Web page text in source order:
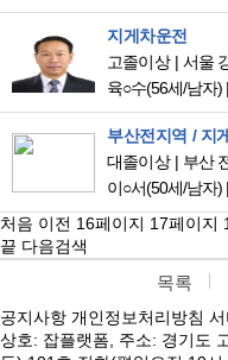
지게차운전
고졸이상
서울
육○수(56세/남자) |
대졸이상
부산
이○서(50세/남자) |
처음 이전 16페이지 17페이지
끝 다음검색
목록
공지사항 개인정보처리방침
상호: 잡플랫폼, 주소: 경기도